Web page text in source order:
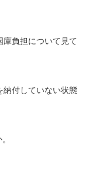
庫負担について見て
納付していない状態